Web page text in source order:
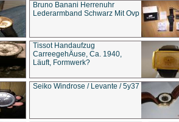
Bruno Banani Herrenuhr
Lederarmband Schwarz Mit Ovp
Tissot Handaufzug
CarreegehÄuse, Ca. 1940,
Läuft, Formwerk?
Seiko Windrose / Levante / 5y37